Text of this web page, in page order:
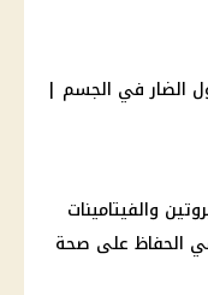
والفيتامينات
الحفاظ على صحة